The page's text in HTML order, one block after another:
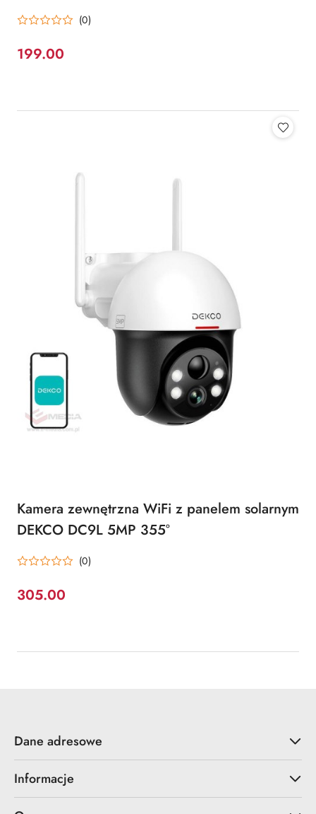
(0)
Cena:
199.00
Kamera zewnętrzna WiFi z panelem solarnym
DEKCO DC9L 5MP 355°
(0)
Cena:
305.00
Dane adresowe
Informacje